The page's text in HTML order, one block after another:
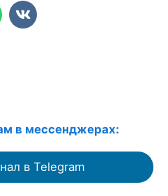
в мессенджерах:
в Telegram